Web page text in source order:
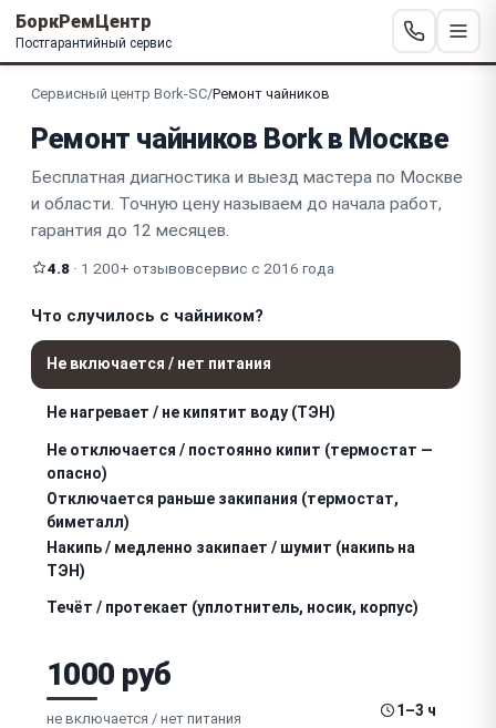
БоркРемЦентр
Постгарантийный сервис
Сервисный центр Bork-SC/Ремонт чайников
Ремонт чайников Bork в Москве
Бесплатная диагностика и выезд мастера по Москве
и области. Точную цену называем до начала работ,
гарантия до 12 месяцев.
4.8 · 1 200+ отзывовсервис с 2016 года
Что случилось с чайником?
Не включается / нет питания
Не нагревает / не кипятит воду (ТЭН)
Не отключается / постоянно кипит (термостат —
опасно)
Отключается раньше закипания (термостат,
биметалл)
Накипь / медленно закипает / шумит (накипь на
ТЭН)
Течёт / протекает (уплотнитель, носик, корпус)
выключения
Не открывается крышка / не работает кнопка
крышки (пружина)
1000 руб
не включается / нет питания 1–3 ч